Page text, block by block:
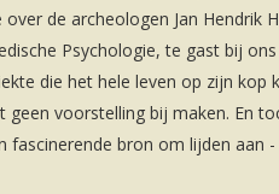
de archeologen Jan Hendrik
Psychologie, te gast bij
die het hele leven op zijn
geen voorstelling bij maken. En
bron om lijden aan